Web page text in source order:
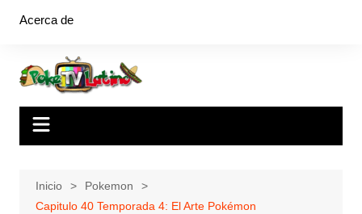
Acerca de
Inicio
Pokemon
Capitulo 40 Temporada 4: El Arte Pokémon